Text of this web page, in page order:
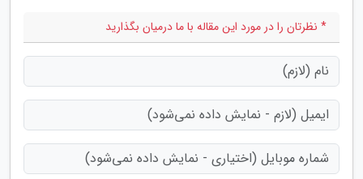
* نظرتان را در مورد این مقاله با ما درمیان بگذارید